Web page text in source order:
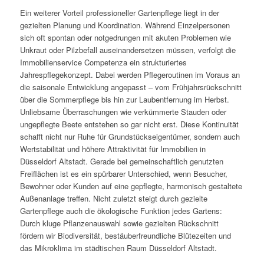
Ein weiterer Vorteil professioneller Gartenpflege liegt in der
gezielten Planung und Koordination. Während Einzelpersonen
sich oft spontan oder notgedrungen mit akuten Problemen wie
Unkraut oder Pilzbefall auseinandersetzen müssen, verfolgt die
Immobilienservice Competenza ein strukturiertes
Jahrespflegekonzept. Dabei werden Pflegeroutinen im Voraus an
die saisonale Entwicklung angepasst – vom Frühjahrsrückschnitt
über die Sommerpflege bis hin zur Laubentfernung im Herbst.
Unliebsame Überraschungen wie verkümmerte Stauden oder
ungepflegte Beete entstehen so gar nicht erst. Diese Kontinuität
schafft nicht nur Ruhe für Grundstückseigentümer, sondern auch
Wertstabilität und höhere Attraktivität für Immobilien in
Düsseldorf Altstadt. Gerade bei gemeinschaftlich genutzten
Freiflächen ist es ein spürbarer Unterschied, wenn Besucher,
Bewohner oder Kunden auf eine gepflegte, harmonisch gestaltete
Außenanlage treffen. Nicht zuletzt steigt durch gezielte
Gartenpflege auch die ökologische Funktion jedes Gartens:
Durch kluge Pflanzenauswahl sowie gezielten Rückschnitt
fördern wir Biodiversität, bestäuberfreundliche Blütezeiten und
das Mikroklima im städtischen Raum Düsseldorf Altstadt.